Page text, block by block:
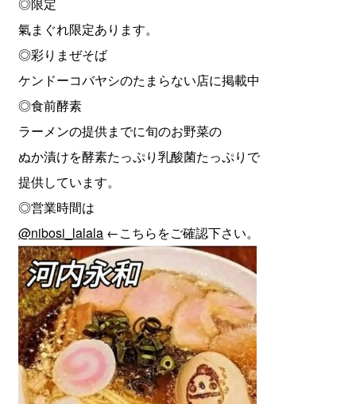
氣まぐれ限定あります。
◎彩りまぜそば
ケンドーコバヤシのたまらない店に掲載中
◎食前酵素
ラーメンの提供までに旬のお野菜の
ぬか漬けを酵素たっぷり乳酸菌たっぷりで
提供しています。
◎営業時間は
@nibosi_lalala ←こちらをご確認下さい。